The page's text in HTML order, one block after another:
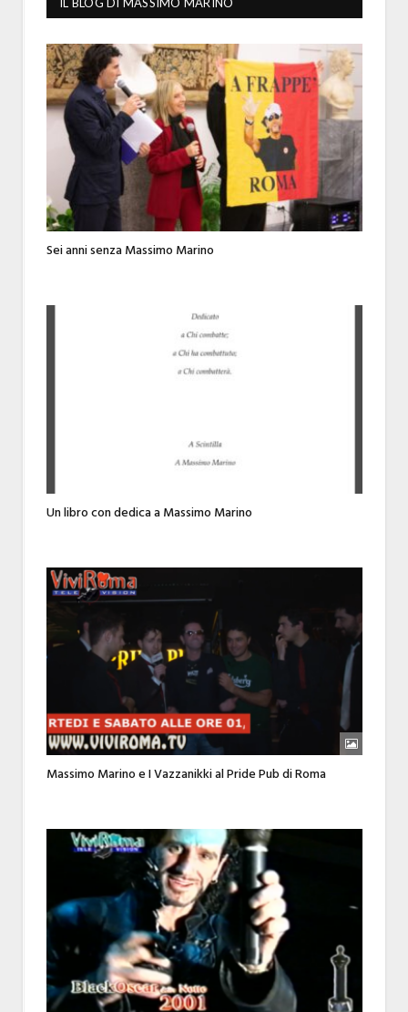
Sei anni senza Massimo Marino
Un libro con dedica a Massimo Marino
Massimo Marino e I Vazzanikki al Pride Pub di Roma